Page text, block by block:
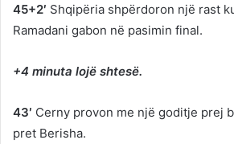
45+2′ Shqipëria shpërdoron një rast
Ramadani gabon në pasimin final.
+4 minuta lojë shtesë.
43′ Cerny provon me një goditje prej
pret Berisha.